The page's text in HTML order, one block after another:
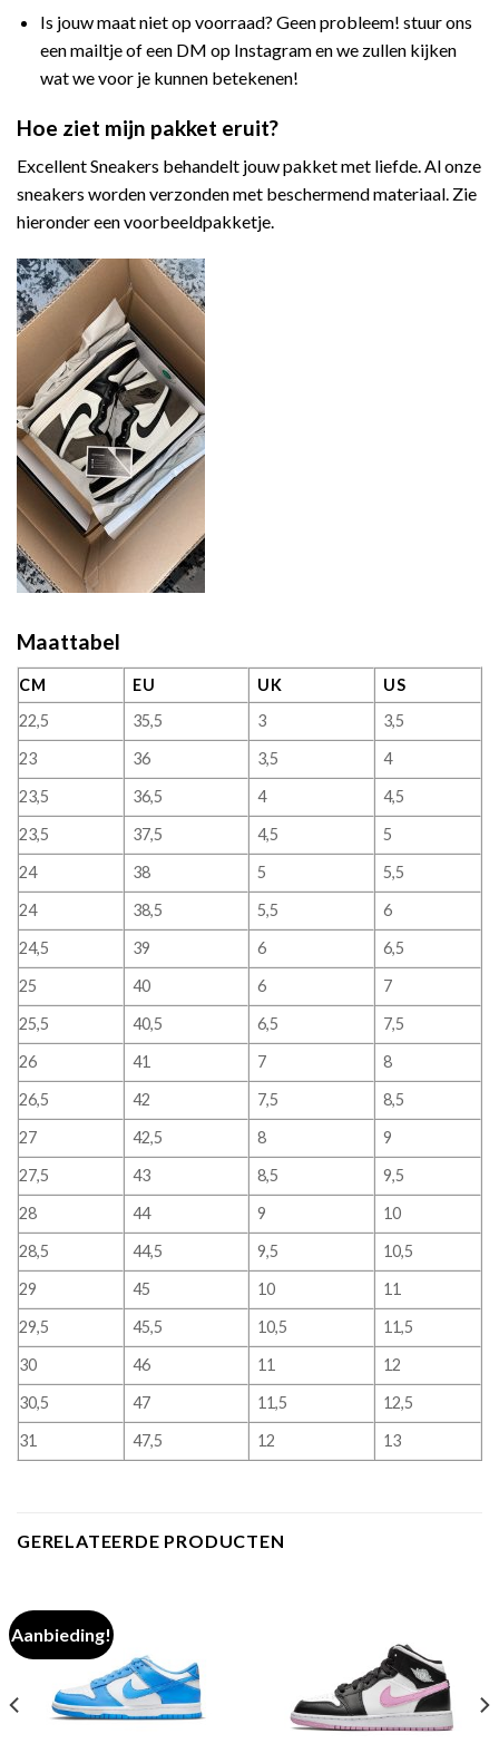
Is jouw maat niet op voorraad? Geen probleem! stuur ons
een mailtje of een DM op Instagram en we zullen kijken
wat we voor je kunnen betekenen!
Hoe ziet mijn pakket eruit?
Excellent Sneakers behandelt jouw pakket met liefde. Al onze
sneakers worden verzonden met beschermend materiaal. Zie
hieronder een voorbeeldpakketje.
Maattabel
CM EU UK
US
22,5
35,5 3
3,5
23
36 3,5
4
23,5
36,5 4
4,5
23,5
37,5 4,5
5
24
38 5
5,5
24
38,5 5,5
6
24,5
39 6
6,5
25
40 6
7
25,5
40,5 6,5
7,5
26
41 7
8
26,5
42 7,5
8,5
27
42,5 8
9
27,5
43 8,5
9,5
28
44 9
10
28,5
44,5 9,5
10,5
29
45 10
11
29,5
45,5 10,5
11,5
30
46 11
12
30,5
47 11,5
12,5
31
47,5 12 13
GERELATEERDE PRODUCTEN
Aanbieding!